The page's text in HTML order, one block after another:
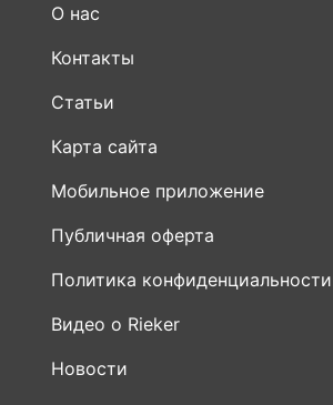
О нас
Контакты
Статьи
Карта сайта
Мобильное приложение
Публичная оферта
Политика конфиденциальности
Видео о Rieker
Новости